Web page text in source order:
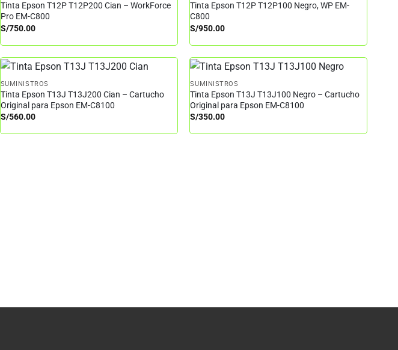
Tinta Epson T12P T12P200 Cian – WorkForce
Pro EM-C800
S/750.00
Tinta Epson T12P T12P100 Negro, WP EM-
C800
S/950.00
SUMINISTROS
Tinta Epson T13J T13J200 Cian – Cartucho
Original para Epson EM-C8100
S/560.00
SUMINISTROS
Tinta Epson T13J T13J100 Negro – Cartucho
Original para Epson EM-C8100
S/350.00